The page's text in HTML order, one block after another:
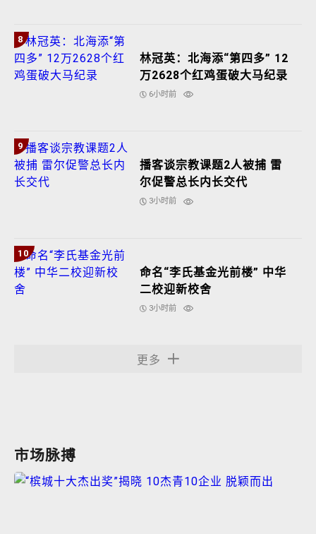
8
林冠英：北海添“第四多” 12
万2628个红鸡蛋破大马纪录
6小时前
9
播客谈宗教课题2人被捕 雷
尔促警总长内长交代
3小时前
10
命名“李氏基金光前楼” 中华
二校迎新校舍
3小时前
更多
市场脉搏